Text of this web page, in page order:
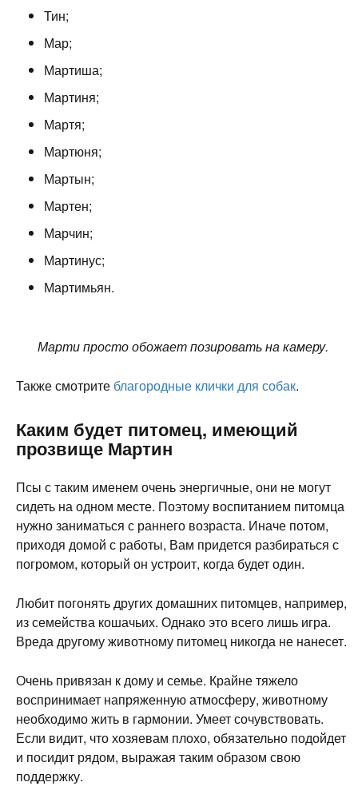
Тин;
Мар;
Мартиша;
Мартиня;
Мартя;
Мартюня;
Мартын;
Мартен;
Марчин;
Мартинус;
Мартимьян.
Марти просто обожает позировать на камеру.
Также смотрите благородные клички для собак.
Каким будет питомец, имеющий
прозвище Мартин
Псы с таким именем очень энергичные, они не могут
сидеть на одном месте. Поэтому воспитанием питомца
нужно заниматься с раннего возраста. Иначе потом,
приходя домой с работы, Вам придется разбираться с
погромом, который он устроит, когда будет один.
Любит погонять других домашних питомцев, например,
из семейства кошачьих. Однако это всего лишь игра.
Вреда другому животному питомец никогда не нанесет.
Очень привязан к дому и семье. Крайне тяжело
воспринимает напряженную атмосферу, животному
необходимо жить в гармонии. Умеет сочувствовать.
Если видит, что хозяевам плохо, обязательно подойдет
и посидит рядом, выражая таким образом свою
поддержку.